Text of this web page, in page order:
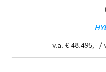
v.a. € 48.495,- /